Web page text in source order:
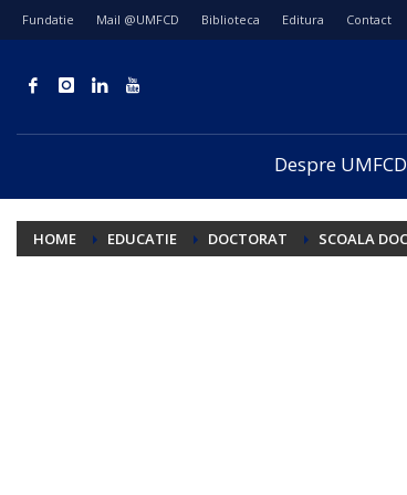
Fundatie Mail @UMFCD Biblioteca Editura Contact
Despre UMFCD
HOME EDUCATIE DOCTORAT SCOALA